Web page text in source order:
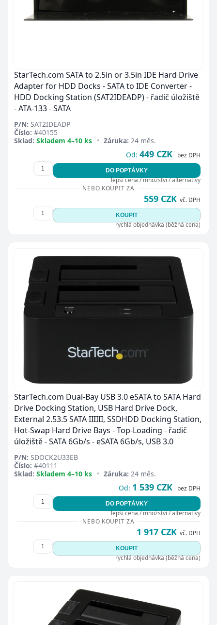
StarTech.com SATA to 2.5in or 3.5in IDE Hard Drive
Adapter for HDD Docks - SATA to IDE Converter -
HDD Docking Station (SAT2IDEADP) - řadič úložiště
- ATA-133 - SATA
P/N: SAT2IDEADP
Číslo: #40155
Sklad: Skladem 4–10 ks • Záruka: 24 měs.
Od: 449 CZK bez DPH
DO POPTÁVKY
lepší cena / množství / alternativy
NEBO KOUPIT ZA
559 CZK vč. DPH
KOUPIT
rychlá objednávka (běžná cena)
StarTech.com Dual-Bay USB 3.0 eSATA to SATA Hard
Drive Docking Station, USB Hard Drive Dock,
External 2.53.5 SATA IIIIII, SSDHDD Docking Station,
Hot-Swap Hard Drive Bays - Top-Loading - řadič
úložiště - SATA 6Gb/s - eSATA 6Gb/s, USB 3.0
P/N: SDOCK2U33EB
Číslo: #40111
Sklad: Skladem 4–10 ks • Záruka: 24 měs.
Od: 1 539 CZK bez DPH
DO POPTÁVKY
lepší cena / množství / alternativy
NEBO KOUPIT ZA
1 917 CZK vč. DPH
KOUPIT
rychlá objednávka (běžná cena)